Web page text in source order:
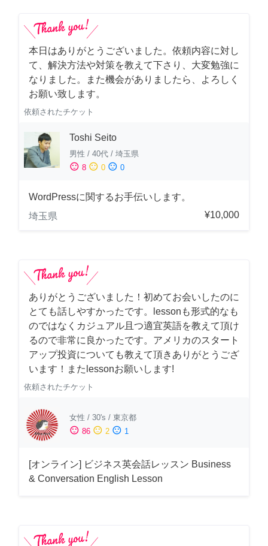
本日はありがとうございました。依頼内容に対し
て、解決方法や対策を教えて下さり、大変勉強に
なりました。また機会がありましたら、よろしく
お願い致します。
依頼されたチケット
Toshi Seito
男性 / 40代 / 埼玉県
sentiment_satisfied 8 sentiment_neutral 0 sentiment_dissatisfied 0
WordPressに関するお手伝いします。
埼玉県
¥10,000
ありがとうございました！初めてお会いしたのに
とても話しやすかったです。lessonも形式的なも
のではなくカジュアル且つ適宜英語を教えて頂け
るので非常に良かったです。アメリカのスタート
アップ投資についても教えて頂きありがとうござ
います！またlessonお願いします!
依頼されたチケット
女性 / 30's / 東京都
sentiment_satisfied 86 sentiment_neutral 2 sentiment_dissatisfied 1
[オンライン] ビジネス英会話レッスン Business
& Conversation English Lesson